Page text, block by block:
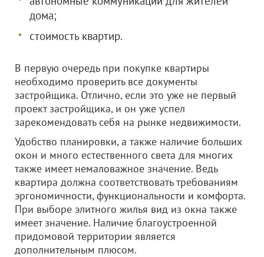
дома;
стоимость квартир.
В первую очередь при покупке квартиры
необходимо проверить все документы
застройщика. Отлично, если это уже не первый
проект застройщика, и он уже успел
зарекомендовать себя на рынке недвижимости.
Удобство планировки, а также наличие больших
окон и много естественного света для многих
также имеет немаловажное значение. Ведь
квартира должна соответствовать требованиям
эргономичности, функциональности и комфорта.
При выборе элитного жилья вид из окна также
имеет значение. Наличие благоустроенной
придомовой территории является
дополнительным плюсом.